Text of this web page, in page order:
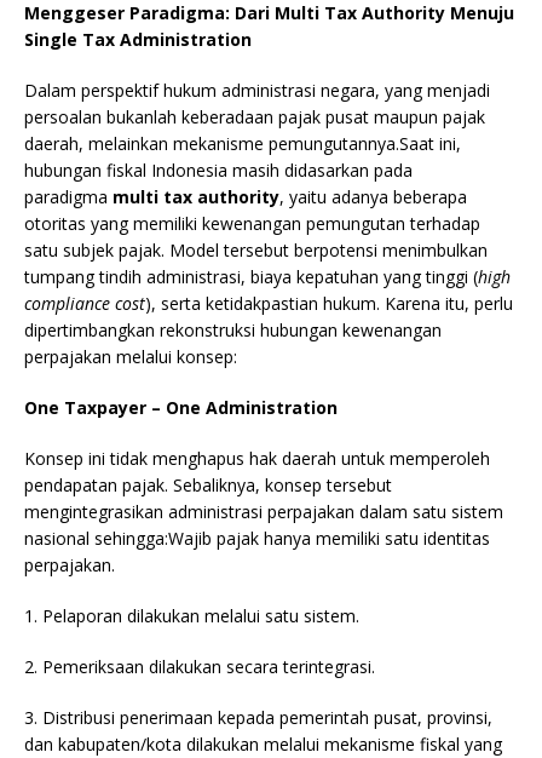
Menggeser Paradigma: Dari Multi Tax Authority Menuju
Single Tax Administration
Dalam perspektif hukum administrasi negara, yang menjadi
persoalan bukanlah keberadaan pajak pusat maupun pajak
daerah, melainkan mekanisme pemungutannya.Saat ini,
hubungan fiskal Indonesia masih didasarkan pada
paradigma multi tax authority, yaitu adanya beberapa
otoritas yang memiliki kewenangan pemungutan terhadap
satu subjek pajak. Model tersebut berpotensi menimbulkan
tumpang tindih administrasi, biaya kepatuhan yang tinggi (high
compliance cost), serta ketidakpastian hukum. Karena itu, perlu
dipertimbangkan rekonstruksi hubungan kewenangan
perpajakan melalui konsep:
One Taxpayer – One Administration
Konsep ini tidak menghapus hak daerah untuk memperoleh
pendapatan pajak. Sebaliknya, konsep tersebut
mengintegrasikan administrasi perpajakan dalam satu sistem
nasional sehingga:Wajib pajak hanya memiliki satu identitas
perpajakan.
1. Pelaporan dilakukan melalui satu sistem.
2. Pemeriksaan dilakukan secara terintegrasi.
3. Distribusi penerimaan kepada pemerintah pusat, provinsi,
dan kabupaten/kota dilakukan melalui mekanisme fiskal yang